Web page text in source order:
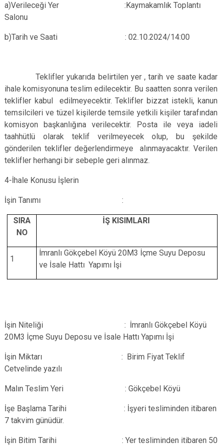
a)Verileceği Yer :Kaymakamlık Toplantı
Salonu
b)Tarih ve Saati : 02.10.2024/14:00
Teklifler yukarıda belirtilen yer , tarih ve saate kadar
ihale komisyonuna teslim edilecektir. Bu saatten sonra verilen
teklifler kabul edilmeyecektir. Teklifler bizzat istekli, kanun
temsilcileri ve tüzel kişilerde temsile yetkili kişiler tarafından
komisyon başkanlığına verilecektir. Posta ile veya iadeli
taahhütlü olarak teklif verilmeyecek olup, bu şekilde
gönderilen teklifler değerlendirmeye alınmayacaktır. Verilen
teklifler herhangi bir sebeple geri alınmaz.
4-İhale Konusu İşlerin
İşin Tanımı :
SIRA
NO
İŞ KISIMLARI
1
İmranlı Gökçebel Köyü 20M3 İçme Suyu Deposu
ve İsale Hattı Yapımı İşi
İşin Niteliği : İmranlı Gökçebel Köyü
20M3 İçme Suyu Deposu ve İsale Hattı Yapımı İşi
İşin Miktarı : Birim Fiyat Teklif
Cetvelinde yazılı
Malın Teslim Yeri : Gökçebel Köyü
İşe Başlama Tarihi : İşyeri tesliminden itibaren
7 takvim günüdür.
İşin Bitim Tarihi : Yer tesliminden itibaren 50